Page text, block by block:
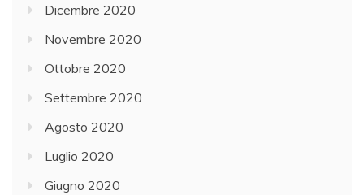
Dicembre 2020
Novembre 2020
Ottobre 2020
Settembre 2020
Agosto 2020
Luglio 2020
Giugno 2020